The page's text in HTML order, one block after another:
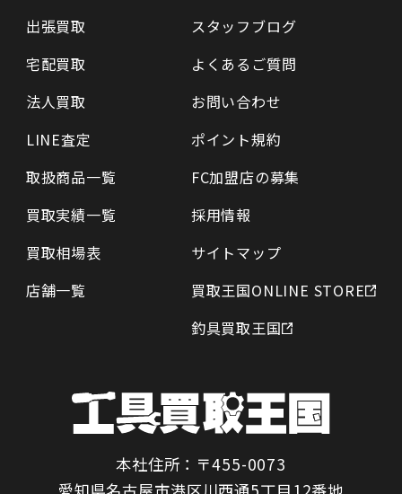
出張買取
宅配買取
法人買取
LINE査定
取扱商品一覧
買取実績一覧
買取相場表
店舗一覧
スタッフブログ
よくあるご質問
お問い合わせ
ポイント規約
FC加盟店の募集
採用情報
サイトマップ
買取王国ONLINE STORE
釣具買取王国
本社住所：〒455-0073